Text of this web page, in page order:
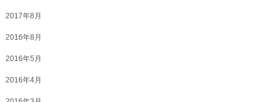
2017年8月
2016年8月
2016年5月
2016年4月